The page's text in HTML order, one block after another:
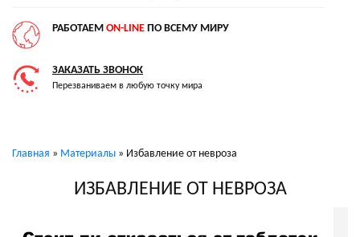
РАБОТАЕМ ON-LINE ПО ВСЕМУ МИРУ
ЗАКАЗАТЬ ЗВОНОК
Перезваниваем в любую точку мира
Главная » Материалы » Избавление от невроза
ИЗБАВЛЕНИЕ ОТ НЕВРОЗА